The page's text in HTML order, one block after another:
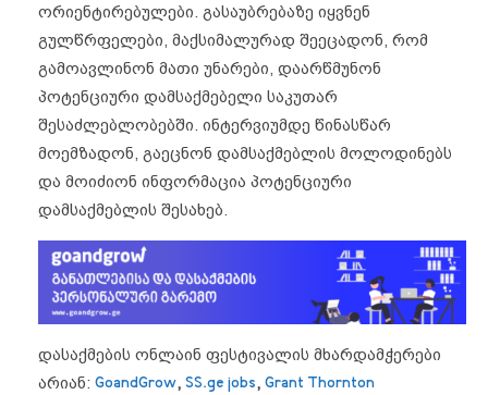
ორიენტირებულები. გასაუბრებაზე იყვნენ
გულწრფელები, მაქსიმალურად შეეცადონ, რომ
გამოავლინონ მათი უნარები, დაარწმუნონ
პოტენციური დამსაქმებელი საკუთარ
შესაძლებლობებში. ინტერვიუმდე წინასწარ
მოემზადონ, გაეცნონ დამსაქმებლის მოლოდინებს
და მოიძიონ ინფორმაცია პოტენციური
დამსაქმებლის შესახებ.
დასაქმების ონლაინ ფესტივალის მხარდამჭერები
არიან: GoandGrow, SS.ge jobs, Grant Thornton